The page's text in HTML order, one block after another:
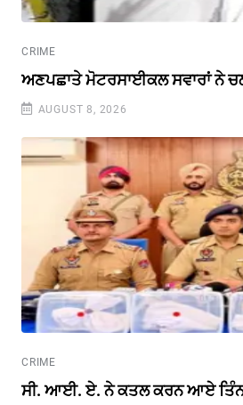
CRIME
ਅਣਪਛਾਤੇ ਮੋਟਰਸਾਈਕਲ ਸਵਾਰਾਂ ਨੇ
AUGUST 8, 2026
CRIME
ਸੀ. ਆਈ. ਏ. ਨੇ ਕਤਲ ਕਰਨ ਆਏ ਤਿੰਨ